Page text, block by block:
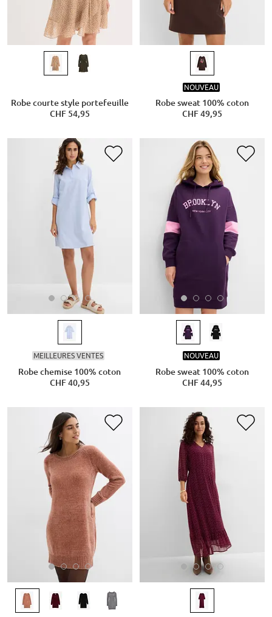
Robe courte style portefeuille
CHF 54,95
NOUVEAU
Robe sweat 100% coton
CHF 49,95
MEILLEURES VENTES
Robe chemise 100% coton
CHF 40,95
NOUVEAU
Robe sweat 100% coton
CHF 44,95